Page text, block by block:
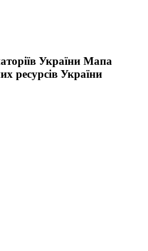
України Мапа
ресурсів України